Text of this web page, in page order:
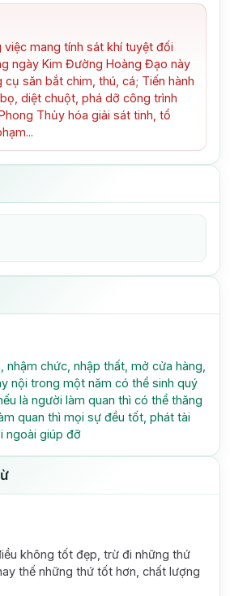
việc mang tính sát khí tuyệt đối
ngày Kim Đường Hoàng Đạo này
cụ săn bắt chim, thú, cá; Tiến hành
diệt chuột, phá dỡ công trình
Thủy hóa giải sát tinh, tổ
nhậm chức, nhập thất, mở cửa hàng,
nội trong một năm có thể sinh quý
là người làm quan thì có thể thăng
quan thì mọi sự đều tốt, phát tài
ngoài giúp đỡ
không tốt đẹp, trừ đi những thứ
thế những thứ tốt hơn, chất lượng